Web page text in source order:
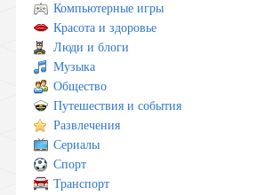
Компьютерные игры
Красота и здоровье
Люди и блоги
Музыка
Общество
Путешествия и события
Развлечения
Сериалы
Спорт
Транспорт